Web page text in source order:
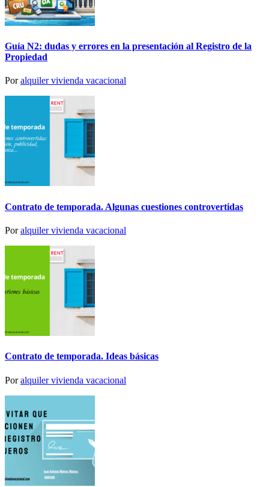
Guía N2: dudas y errores en la presentación al Registro de la
Propiedad
Poralquiler vivienda vacacional
Contrato de temporada. Algunas cuestiones controvertidas
Poralquiler vivienda vacacional
Contrato de temporada. Ideas básicas
Poralquiler vivienda vacacional